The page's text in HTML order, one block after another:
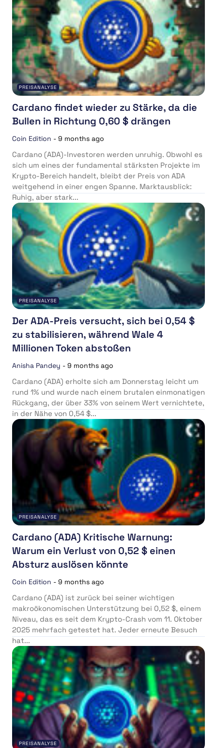
PREISANALYSE
Cardano findet wieder zu Stärke, da die
Bullen in Richtung 0,60 $ drängen
Coin Edition - 9 months ago
Cardano (ADA)-Investoren werden unruhig. Obwohl es
sich um eines der fundamental stärksten Projekte im
Krypto-Bereich handelt, bleibt der Preis von ADA
weitgehend in einer engen Spanne. Marktausblick:
Ruhig, aber stark...
PREISANALYSE
Der ADA-Preis versucht, sich bei 0,54 $
zu stabilisieren, während Wale 4
Millionen Token abstoßen
Anisha Pandey - 9 months ago
Cardano (ADA) erholte sich am Donnerstag leicht um
rund 1% und wurde nach einem brutalen einmonatigen
Rückgang, der über 33% von seinem Wert vernichtete,
in der Nähe von 0,54 $...
PREISANALYSE
Cardano (ADA) Kritische Warnung:
Warum ein Verlust von 0,52 $ einen
Absturz auslösen könnte
Coin Edition - 9 months ago
Cardano (ADA) ist zurück bei seiner wichtigen
makroökonomischen Unterstützung bei 0,52 $, einem
Niveau, das es seit dem Krypto-Crash vom 11. Oktober
2025 mehrfach getestet hat. Jeder erneute Besuch
hat...
PREISANALYSE